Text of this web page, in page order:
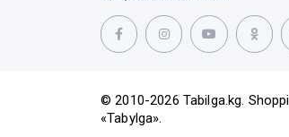
© 2010-2026 Tabilga.kg.
«Tabylga».